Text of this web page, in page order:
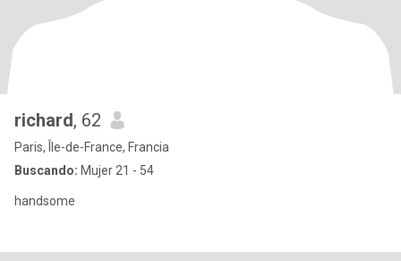
richard, 62
Paris, Île-de-France, Francia
Buscando: Mujer 21 - 54
handsome